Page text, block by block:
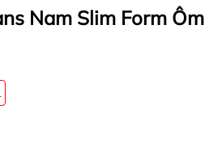
Nam Slim Form Ôm